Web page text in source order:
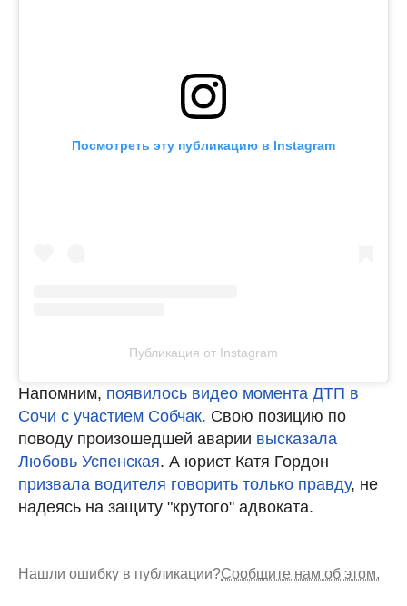
Посмотреть эту публикацию в Instagram
Публикация от Instagram
Напомним, появилось видео момента ДТП в
Сочи с участием Собчак. Свою позицию по
поводу произошедшей аварии высказала
Любовь Успенская. А юрист Катя Гордон
призвала водителя говорить только правду, не
надеясь на защиту "крутого" адвоката.
Нашли ошибку в публикации?Сообщите нам об этом.